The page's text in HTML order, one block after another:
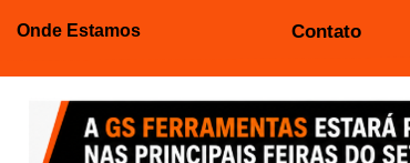
Onde Estamos Contato